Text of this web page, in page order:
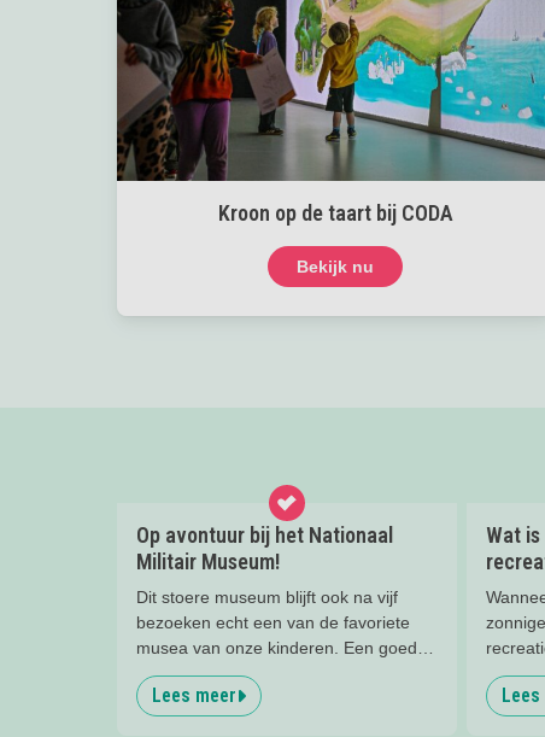
Kroon op de taart bij CODA
Bekijk nu
Op avontuur bij het Nationaal
Militair Museum!
Dit stoere museum blijft ook na vijf
bezoeken echt een van de favoriete
musea van onze kinderen. Een goede
reden om de kids eens te vragen wat
ze zo leuk vinden aan het NMM. ‘De
Lees meer
Wat
met